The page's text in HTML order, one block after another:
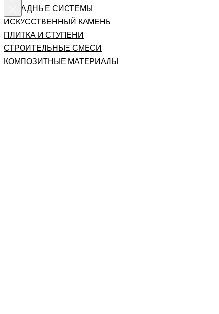
ФАСАДНЫЕ СИСТЕМЫ
ИСКУССТВЕННЫЙ КАМЕНЬ
ПЛИТКА И СТУПЕНИ
СТРОИТЕЛЬНЫЕ СМЕСИ
КОМПОЗИТНЫЕ МАТЕРИАЛЫ